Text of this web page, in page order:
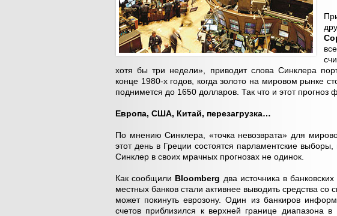
хотя бы три недели», приводит слова Синклера
конце 1980-х годов, когда золото на мировом рынке
поднимется до 1650 долларов. Так что и этот прогноз
Европа, США, Китай, перезагрузка…
По мнению Синклера, «точка невозврата» для
этот день в Греции состоятся парламентские
Синклер в своих мрачных прогнозах не одинок.
Как сообщили Bloomberg два источника в
местных банков стали активнее выводить средства со
может покинуть еврозону. Один из банкиров
счетов приблизился к верхней границе